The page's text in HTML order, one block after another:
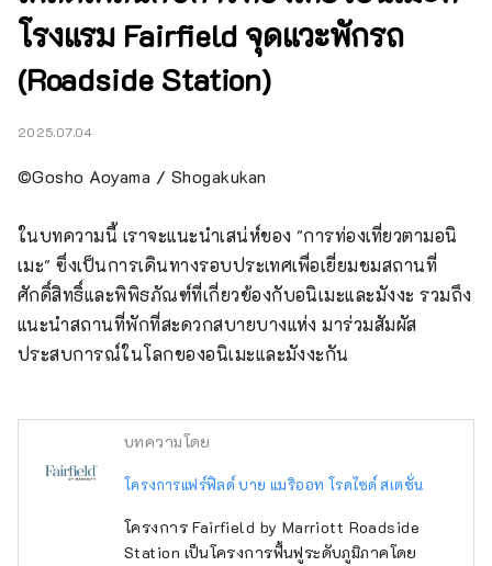
โรงแรม Fairfield จุดแวะพักรถ
(Roadside Station)
2025.07.04
©Gosho Aoyama / Shogakukan
ในบทความนี้ เราจะแนะนำเสน่ห์ของ "การท่องเที่ยวตามอนิ
เมะ" ซึ่งเป็นการเดินทางรอบประเทศเพื่อเยี่ยมชมสถานที่
ศักดิ์สิทธิ์และพิพิธภัณฑ์ที่เกี่ยวข้องกับอนิเมะและมังงะ รวมถึง
แนะนำสถานที่พักที่สะดวกสบายบางแห่ง มาร่วมสัมผัส
ประสบการณ์ในโลกของอนิเมะและมังงะกัน
บทความโดย
โครงการแฟร์ฟิลด์ บาย แมริออท โรดไซด์ สเตชั่น
โครงการ Fairfield by Marriott Roadside
Station เป็นโครงการฟื้นฟูระดับภูมิภาคโดย